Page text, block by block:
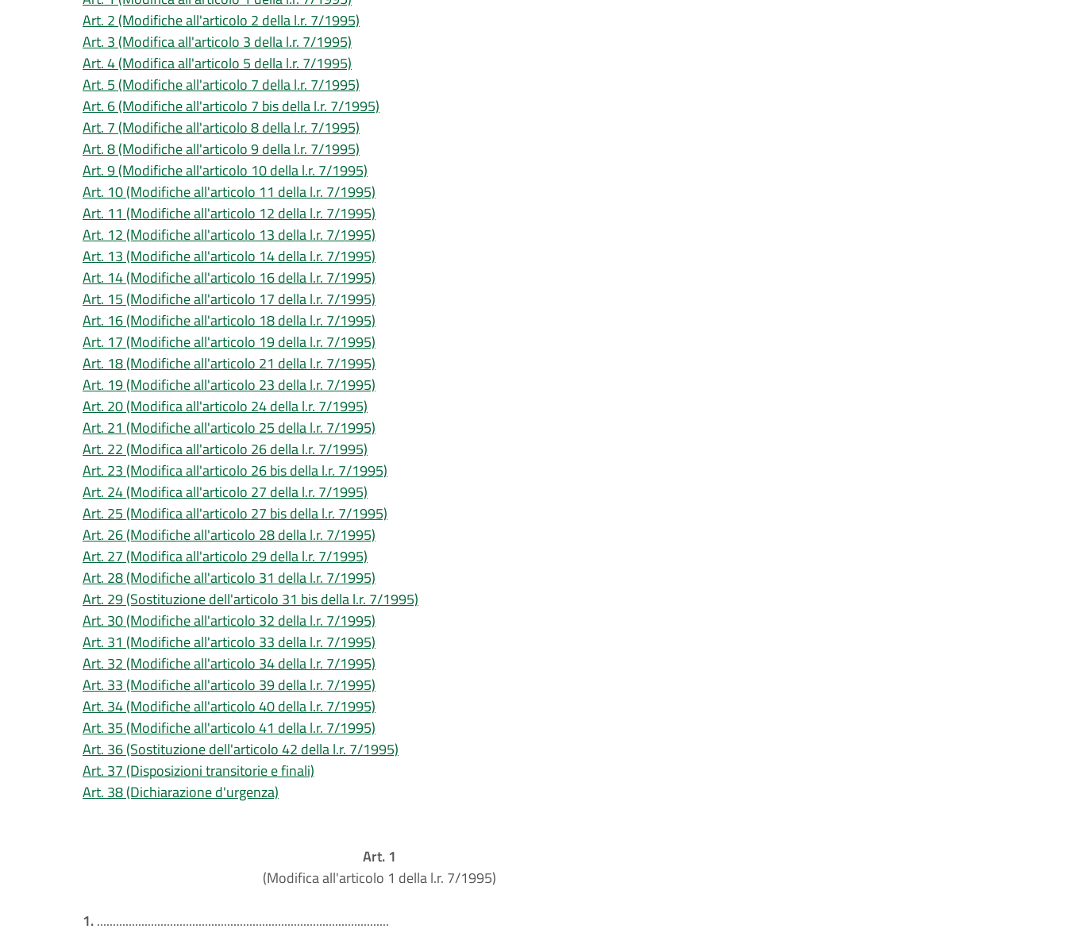
Art. 2 (Modifiche all'articolo 2 della l.r. 7/1995)
Art. 3 (Modifica all'articolo 3 della l.r. 7/1995)
Art. 4 (Modifica all'articolo 5 della l.r. 7/1995)
Art. 5 (Modifiche all'articolo 7 della l.r. 7/1995)
Art. 6 (Modifiche all'articolo 7 bis della l.r. 7/1995)
Art. 7 (Modifiche all'articolo 8 della l.r. 7/1995)
Art. 8 (Modifiche all'articolo 9 della l.r. 7/1995)
Art. 9 (Modifiche all'articolo 10 della l.r. 7/1995)
Art. 10 (Modifiche all'articolo 11 della l.r. 7/1995)
Art. 11 (Modifiche all'articolo 12 della l.r. 7/1995)
Art. 12 (Modifiche all'articolo 13 della l.r. 7/1995)
Art. 13 (Modifiche all'articolo 14 della l.r. 7/1995)
Art. 14 (Modifiche all'articolo 16 della l.r. 7/1995)
Art. 15 (Modifiche all'articolo 17 della l.r. 7/1995)
Art. 16 (Modifiche all'articolo 18 della l.r. 7/1995)
Art. 17 (Modifiche all'articolo 19 della l.r. 7/1995)
Art. 18 (Modifiche all'articolo 21 della l.r. 7/1995)
Art. 19 (Modifiche all'articolo 23 della l.r. 7/1995)
Art. 20 (Modifica all'articolo 24 della l.r. 7/1995)
Art. 21 (Modifiche all'articolo 25 della l.r. 7/1995)
Art. 22 (Modifica all'articolo 26 della l.r. 7/1995)
Art. 23 (Modifica all'articolo 26 bis della l.r. 7/1995)
Art. 24 (Modifica all'articolo 27 della l.r. 7/1995)
Art. 25 (Modifica all'articolo 27 bis della l.r. 7/1995)
Art. 26 (Modifiche all'articolo 28 della l.r. 7/1995)
Art. 27 (Modifica all'articolo 29 della l.r. 7/1995)
Art. 28 (Modifiche all'articolo 31 della l.r. 7/1995)
Art. 29 (Sostituzione dell'articolo 31 bis della l.r. 7/1995)
Art. 30 (Modifiche all'articolo 32 della l.r. 7/1995)
Art. 31 (Modifiche all'articolo 33 della l.r. 7/1995)
Art. 32 (Modifiche all'articolo 34 della l.r. 7/1995)
Art. 33 (Modifiche all'articolo 39 della l.r. 7/1995)
Art. 34 (Modifiche all'articolo 40 della l.r. 7/1995)
Art. 35 (Modifiche all'articolo 41 della l.r. 7/1995)
Art. 36 (Sostituzione dell'articolo 42 della l.r. 7/1995)
Art. 37 (Disposizioni transitorie e finali)
Art. 38 (Dichiarazione d'urgenza)
Art. 1
(Modifica all'articolo 1 della l.r. 7/1995)
1.............................................................................................